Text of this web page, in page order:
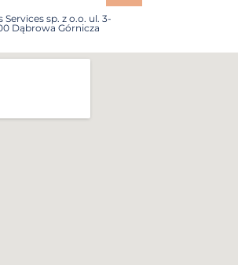
Services sp. z o.o. ul. 3-
Dąbrowa Górnicza